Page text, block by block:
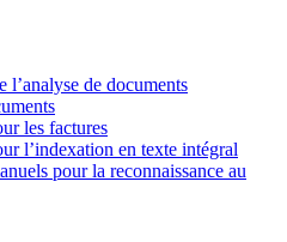
l’analyse de documents
les factures
l’indexation en texte intégral
pour la reconnaissance au